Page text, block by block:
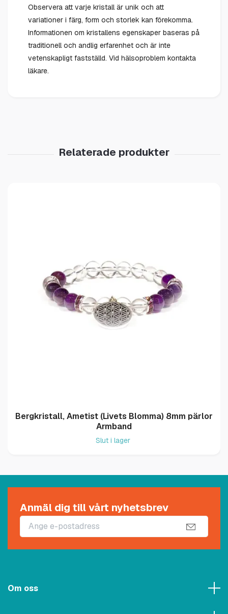
Observera att varje kristall är unik och att
variationer i färg, form och storlek kan förekomma.
Informationen om kristallens egenskaper baseras på
traditionell och andlig erfarenhet och är inte
vetenskapligt fastställd. Vid hälsoproblem kontakta
läkare.
Bergkristall, Ametist (Livets Blomma) 8mm pärlor
Armband
Slut i lager
Anmäl dig till vårt nyhetsbrev
Om oss